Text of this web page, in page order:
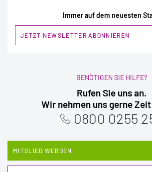
Immer auf dem neuesten
JETZT NEWSLETTER ABONNIEREN
BENÖTIGEN SIE HILFE?
Rufen Sie uns an.
Wir nehmen uns gerne
0800 0255
MITGLIED WERDEN